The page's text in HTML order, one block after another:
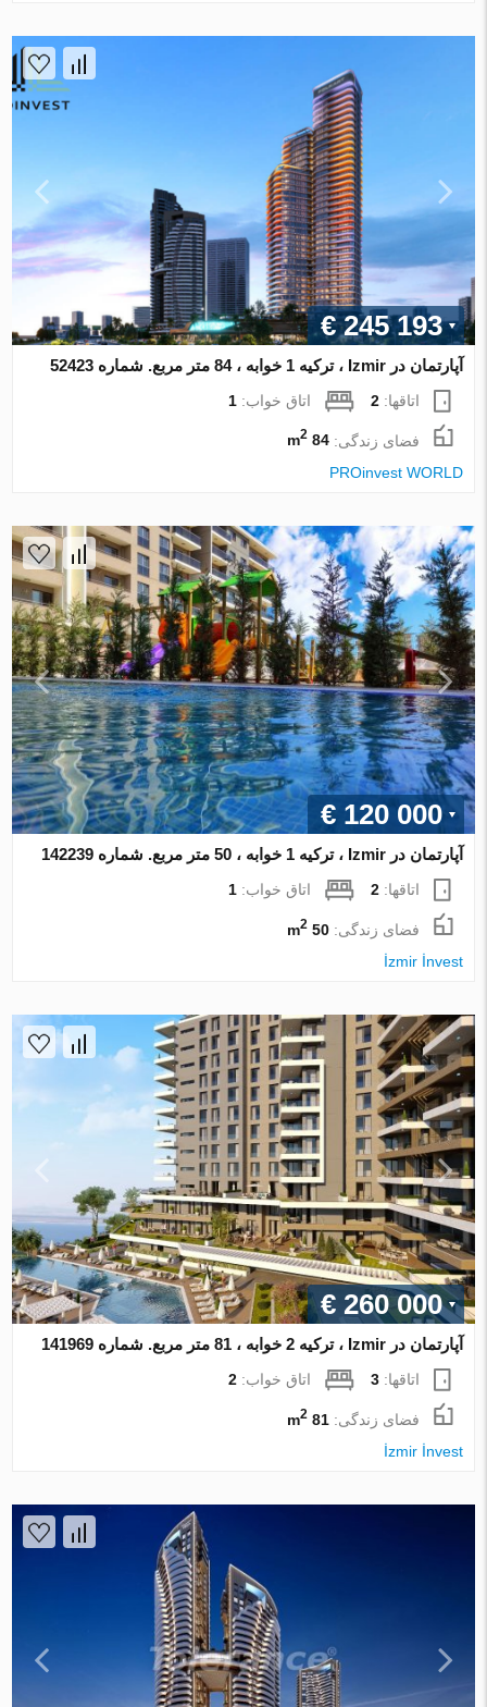
€ 245 193
آپارتمان در Izmir ، ترکیه 1 خوابه ، 84 متر مربع. شماره 52423
اتاقها:2 اتاق خواب:1
فضای زندگی:84 m
2
PROinvest WORLD
€ 120 000
آپارتمان در Izmir ، ترکیه 1 خوابه ، 50 متر مربع. شماره 142239
اتاقها:2 اتاق خواب:1
فضای زندگی:50 m
2
İzmir İnvest
€ 260 000
آپارتمان در Izmir ، ترکیه 2 خوابه ، 81 متر مربع. شماره 141969
اتاقها:3 اتاق خواب:2
فضای زندگی:81 m
2
İzmir İnvest